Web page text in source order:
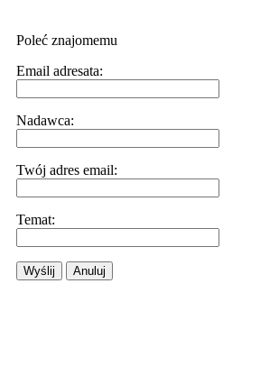
Poleć znajomemu
Email adresata:
Nadawca:
Twój adres email:
Temat:
Wyślij Anuluj